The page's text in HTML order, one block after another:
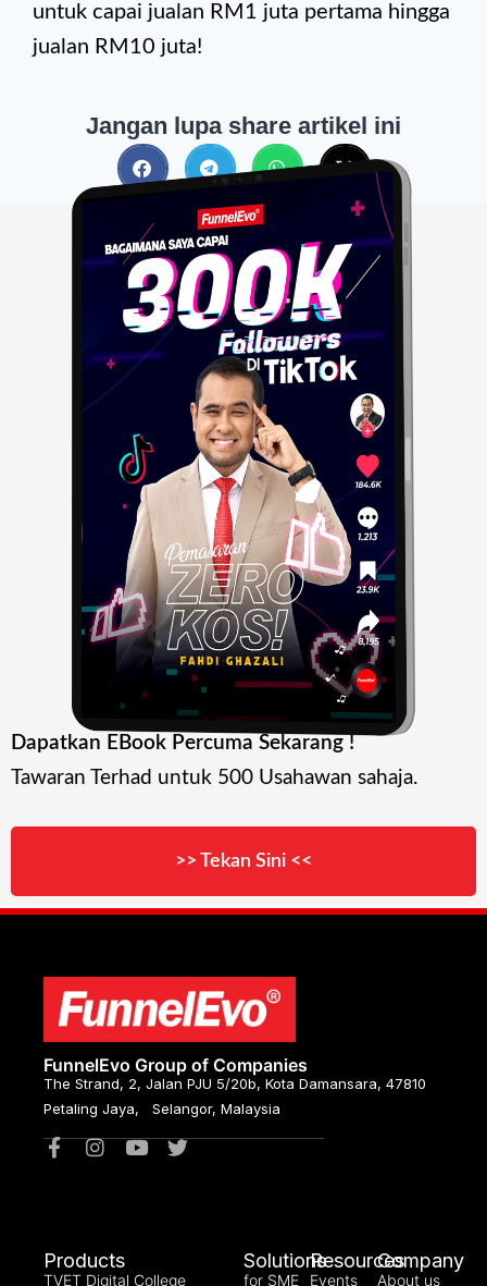
untuk capai jualan RM1 juta pertama hingga
jualan RM10 juta!
Jangan lupa share artikel ini
Dapatkan EBook Percuma Sekarang !
Tawaran Terhad untuk 500 Usahawan sahaja.
>> Tekan Sini <<
FunnelEvo Group of Companies
The Strand, 2, Jalan PJU 5/20b, Kota Damansara, 47810
Petaling Jaya, Selangor, Malaysia
Products
TVET Digital College
Solutions
for SME
Resources
Events
Company
About us